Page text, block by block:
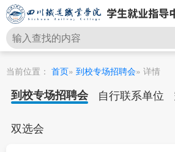
当前位置： 首页» 到校专场招聘会» 详情
到校专场招聘会 自行联系单位
双选会